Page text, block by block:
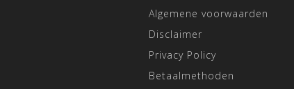
Algemene voorwaarden
Disclaimer
Privacy Policy
Betaalmethoden